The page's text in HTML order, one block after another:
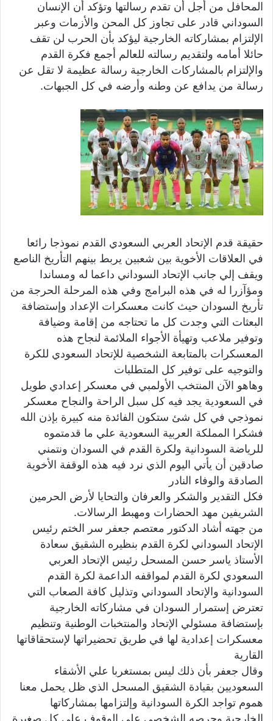
المحافل من أجل أن تقدم رسالتها وتؤكد أن الإنسان
السوداني قادر على تجاوز كل المحن والأزمات وعبر
الإلتزام بمشاركاته الخارجية ليؤكد بأن الحرب لن تقف
حائلا أمامه ولتقديم رسالته للعالم أجمع فكرة القدم
والإلتزام بالمشاركات الخارجية رسالة عظيمة لا تقل عن
رسالة من يدافع عن وطنه وأرضه في كل الجبهات.
حقيقة قدم الإتحاد العربي السعودي القدم نموذجا رائعا
في العلاقات الأخوية بين شعبين يربط بينهم التأريخ الناصع
ويقف إلي جانب الإتحاد السوداني داعما له ومساندا
ومؤآزرا له في هذه البرامج وفي هذه المرحلة الحرجة من
تأريخ السودان حيث كانت معسكرات الإعداد وإستضافة
البعثات التي وجدت كل ما تحتاجه من إقامة وضيافة
وتوفير ملاعب وتهيأة الأجواء الملائمة لنجاح هذه
المعسكرات بالمتابعة الشخصية للإتحاد السعودي للكرة
والتوجيه على توفير كل المتطلبات
وهاهو الآن المنتخب الأولمبي في معسكر إعدادي طويل
في السعودية يجد فيه كل سبل الراحة والنجاح معسكر
نموذجي في كل شئ ستكون الفائدة منه كبيرة بإذن الله
فشكرا المملكة العربية السعودية علي ما قدمتموه
للرياضة السودانية ولكرة القدم في السودان ونتمني
صادقين أن يأتي اليوم الذي نرد فيه هذه الوقفة الأخوية
الصادقة والوفاء النادر
فكل التقدير والشكر والعرفان والتحايا لأرض الحرمين
الشريفين مهد الحضارات ومهبط الرسالات.
من جهته أشاد الدكتور معتصم جعفر سر الختم رئيس
الإتحاد السوداني لكرة القدم بنظيره الشقيق سعادة
الأستاذ ياسر حسن المسحل رئيس الإتحاد العربي
السعودي لكرة القدم لمواقفه الداعمة لكرة القدم
السودانية والإتحاد السوداني وتذليل كافة الصعاب التي
تعترض إستمرار السودان في مشاركاته الخارجية
بإستضافة مسئولي الإتحاد والمنتخبات الوطنية وتنظيم
معسكرات إعدادية لها في طريق تحضيراتها لإستحقاقاتها
القارية
وقال جعفر بأن ذلك ليس بمستغربا علي الأشقاء
السعوديين بقيادة الشقيق المسحل الذي ظل يحمل معنا
هموم تواجد الكرة السودانية وإلتزامها بمشاركاتها
الخارجية وحرصه الشخصي علي الوقوف علي كل صغيرة